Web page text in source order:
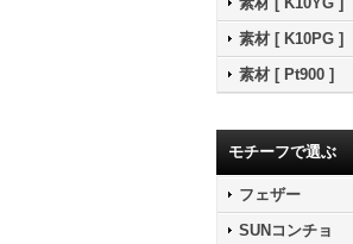
素材 [ K10PG ]
素材 [ Pt900 ]
モチーフで選ぶ
フェザー
SUNコンチョ